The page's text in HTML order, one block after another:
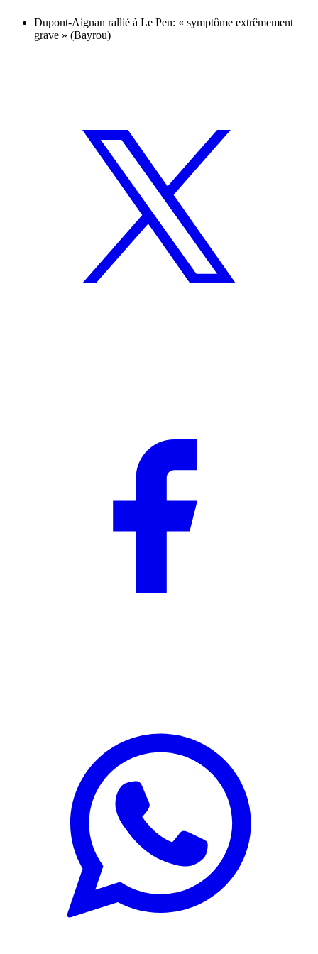
Dupont-Aignan rallié à Le Pen: « symptôme extrêmement
grave » (Bayrou)